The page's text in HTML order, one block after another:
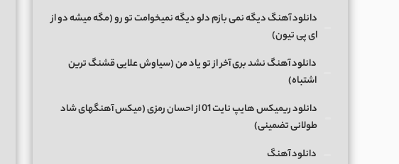
دانلود آهنگ دیگه نمی بازم دلو دیگه نمیخوامت تو رو (مگه میشه دو از
ای پی تیون)
دانلود آهنگ نشد بری آخر از تو یاد من (سیاوش علایی قشنگ ترین
اشتباه)
دانلود ریمیکس هایپ نایت 01 از احسان رمزی (میکس آهنگهای شاد
طولانی تضمینی)
دانلود آهنگ